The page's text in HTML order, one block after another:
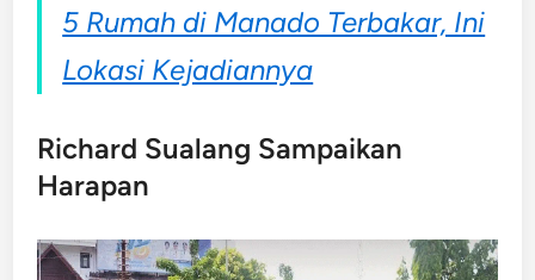
5 Rumah di Manado Terbakar, Ini
Lokasi Kejadiannya
Richard Sualang Sampaikan
Harapan